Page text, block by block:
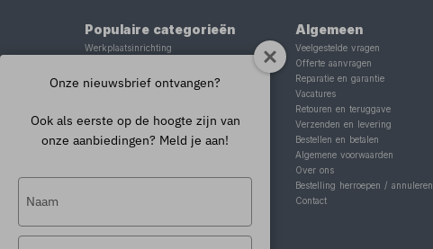
Populaire categorieën
Werkplaatsinrichting
Tig lasapparaat
Motorlift
Schaarlift
Algemeen
Veelgestelde vragen
Offerte aanvragen
Reparatie en garantie
Vacatures
Retouren en teruggave
Verzenden en levering
Bestellen en betalen
Algemene voorwaarden
Over ons
Bestelling herroepen / annuleren
Contact
Onze nieuwsbrief ontvangen?
Ook als eerste op de hoogte zijn van
onze aanbiedingen? Meld je aan!
naam